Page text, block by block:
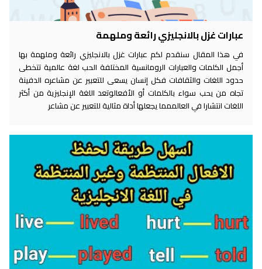
عبارات غزل بالانجليزي رائعة وملهمة
في هذا المقال سنقدم لكم عبارات غزل بالانجليزي رائعة وملهمة بها
أجمل الكلمات والعبارات الرومانسية المختلفة الحب لغة عالمية تتخطى
حدود اللغات والثقافات فكل إنسان يسعى للتعبير عن مشاعره الدفينة
تجاه من يحب سواء بالكلمات أو الأفعالوتعد اللغة الإنجليزية من أكثر
اللغات انتشارا في العالممما يجعلها أداة مثالية للتعبير عن مشاعر